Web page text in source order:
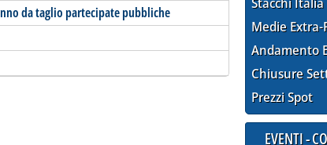
da taglio partecipate pubbliche
Medie Extra-
Andamento
Chiusure
Prezzi Spot
EVENTI -